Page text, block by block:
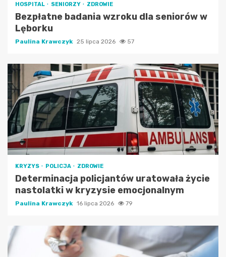
HOSPITAL SENIORZY ZDROWIE
Bezpłatne badania wzroku dla seniorów w
Lęborku
Paulina Krawczyk 25 lipca 2026 57
KRYZYS POLICJA ZDROWIE
Determinacja policjantów uratowała życie
nastolatki w kryzysie emocjonalnym
Paulina Krawczyk 16 lipca 2026 79